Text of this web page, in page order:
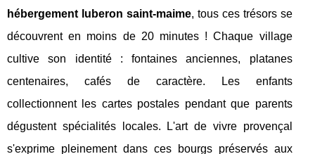
hébergement luberon saint-maime, tous ces trésors se
découvrent en moins de 20 minutes ! Chaque village
cultive son identité : fontaines anciennes, platanes
centenaires, cafés de caractère. Les enfants
collectionnent les cartes postales pendant que parents
dégustent spécialités locales. L'art de vivre provençal
s'exprime pleinement dans ces bourgs préservés aux